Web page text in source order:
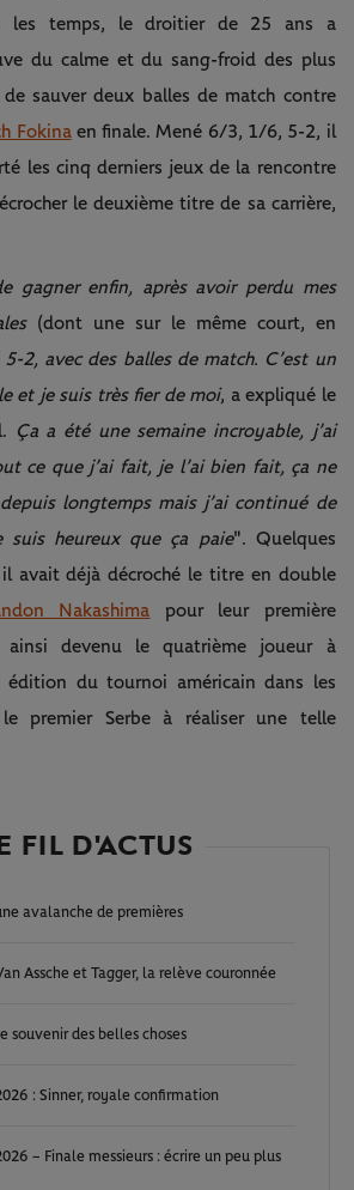
les temps, le droitier de 25 ans a
du calme et du sang-froid des plus
sauver deux balles de match contre
Fokinaen finale. Mené 6/3, 1/6, 5-2, il
les cinq derniers jeux de la rencontre
le deuxième titre de sa carrière,
gagner enfin, après avoir perdu mes
(dont une sur le même court, en
2, avec des balles de match. C’est un
et je suis très fier de moi, a expliqué le
Ça a été une semaine incroyable, j’ai
ce que j’ai fait, je l’ai bien fait, ça ne
longtemps mais j’ai continué de
heureux que ça paie". Quelques
il avait déjà décroché le titre en double
Nakashima pour leur première
ainsi devenu le quatrième joueur à
édition du tournoi américain dans les
premier Serbe à réaliser une telle
FIL D'ACTUS
avalanche de premières
Assche et Tagger, la relève couronnée
souvenir des belles choses
: Sinner, royale confirmation
– Finale messieurs : écrire un peu plus